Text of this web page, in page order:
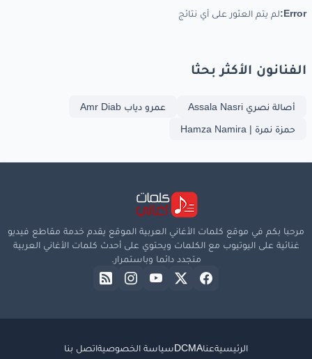
Error: لم يتم العثور على أي نتائج
الفنانون الأكثر بحثا
أصالة نصري Assala Nasri
عمرو دياب Amr Diab
حمزة نمرة | Hamza Namira
مرحبا بكم في موقع كلمات الأغاني العربية الموقع يقدم خدمة مقاطع فيديو
غنائية على اليوتيوب مع الكلمات ويحتوي على أحدث كلمات الأغاني العربية
متجدد دائما وباستمرار.
الرئيسيةعناDCMAسياسة الخصوصيةاتصل بنا